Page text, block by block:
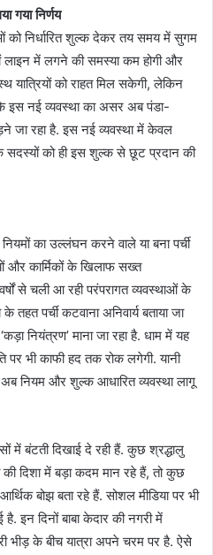
गया निर्णय
निर्धारित शुल्क देकर तय समय में सुगम
लाइन में लगने की समस्या कम होगी और
यात्रियों को राहत मिल सकेगी, लेकिन
इस नई व्यवस्था का असर अब पंडा-
जा रहा है. इस नई व्यवस्था में केवल
सदस्यों को ही इस शुल्क से छूट प्रदान की
का उल्लंघन करने वाले या बना पर्ची
और कार्मिकों के खिलाफ सख्त
से चली आ रही परंपरागत व्यवस्थाओं के
पर्ची कटवाना अनिवार्य बताया जा
नियंत्रण’ माना जा रहा है. धाम में यह
पर भी काफी हद तक रोक लगेगी. यानी
नियम और शुल्क आधारित व्यवस्था लागू
में बंटती दिखाई दे रही हैं. कुछ श्रद्धालु
दिशा में बड़ा कदम मान रहे हैं, तो कुछ
बोझ बता रहे हैं. सोशल मीडिया पर भी
इन दिनों बाबा केदार की नगरी में
भीड़ के बीच यात्रा अपने चरम पर है. ऐसे